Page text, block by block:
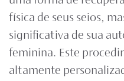
física de seus seios,
significativa de sua
feminina. Este
altamente